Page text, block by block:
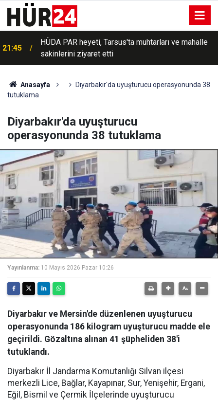
21:45
HÜDA PAR heyeti, Tarsus'ta muhtarları ve mahalle
sakinlerini ziyaret etti
Anasayfa
Diyarbakır'da uyuşturucu operasyonunda 38
tutuklama
Diyarbakır'da uyuşturucu
operasyonunda 38 tutuklama
Yayınlanma: 10 Mayıs 2026 Pazar 10:26
Diyarbakır ve Mersin'de düzenlenen uyuşturucu
operasyonunda 186 kilogram uyuşturucu madde ele
geçirildi. Gözaltına alınan 41 şüpheliden 38'i
tutuklandı.
Diyarbakır İl Jandarma Komutanlığı Silvan ilçesi
merkezli Lice, Bağlar, Kayapınar, Sur, Yenişehir, Ergani,
Eğil, Bismil ve Çermik İlçelerinde uyuşturucu